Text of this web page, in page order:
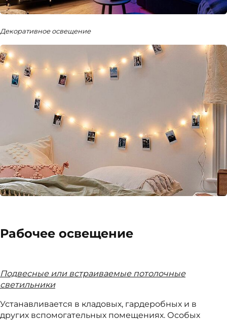
Декоративное освещение
Рабочее освещение
Подвесные или встраиваемые потолочные
светильники
Устанавливается в кладовых, гардеробных и в
других вспомогательных помещениях. Особых